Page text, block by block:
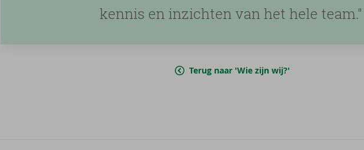
kennis en inzichten van het hele team."
Terug naar 'Wie zijn wij?'